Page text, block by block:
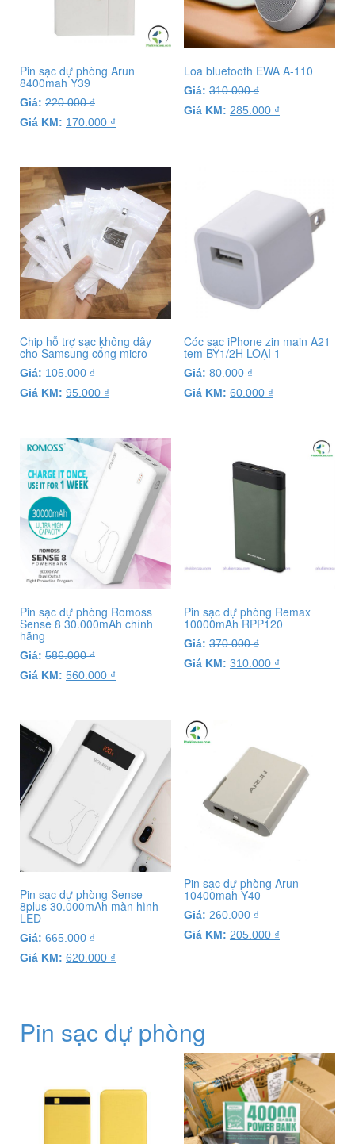
Pin sạc dự phòng Arun
8400mah Y39
Giá: 220.000₫
Giá KM: 170.000 ₫
Loa bluetooth EWA A-110
Giá: 310.000₫
Giá KM: 285.000 ₫
Chip hỗ trợ sạc không dây
cho Samsung cổng micro
Giá: 105.000₫
Giá KM: 95.000 ₫
Cóc sạc iPhone zin main A21
tem BY1/2H LOẠI 1
Giá: 80.000₫
Giá KM: 60.000 ₫
Pin sạc dự phòng Romoss
Sense 8 30.000mAh chính
hãng
Giá: 586.000₫
Giá KM: 560.000 ₫
Pin sạc dự phòng Remax
10000mAh RPP120
Giá: 370.000₫
Giá KM: 310.000 ₫
Pin sạc dự phòng Sense
8plus 30.000mAh màn hình
LED
Giá: 665.000₫
Giá KM: 620.000 ₫
Pin sạc dự phòng Arun
10400mah Y40
Giá: 260.000₫
Giá KM: 205.000 ₫
Pin sạc dự phòng